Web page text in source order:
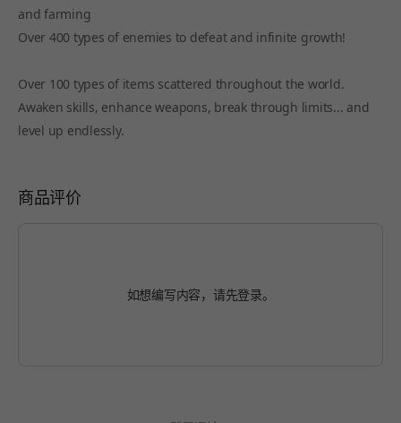
and farming
Over 400 types of enemies to defeat and infinite growth!
Over 100 types of items scattered throughout the world.
Awaken skills, enhance weapons, break through limits... and
level up endlessly.
商品评价
如想编写内容，请先登录。